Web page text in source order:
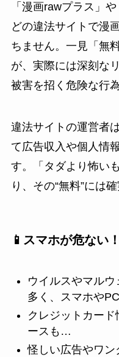
「漫画rawプラス」
どの違法サイトで漫
ちません。一見「無
が、実際には深刻な
被害を招く危険な行
違法サイトの運営者
て広告収入や個人情
す。「タダより怖い
り、その“無料”には
📱スマホが危ない
ウイルスやマル
多く、スマホや
クレジットカー
ースも…
怪しい広告やワ